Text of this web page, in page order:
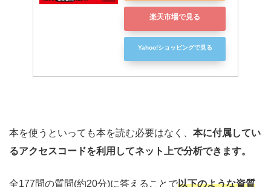
楽天市場で見る
Yahoo!ショッピングで見る
本を使うといっても本を読む必要はなく、 本に付属してい
るアクセスコードを利用してネット上で分析できます。
全177問の質問(約20分)に答えることで以下のような資質